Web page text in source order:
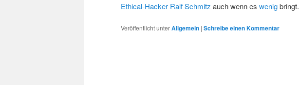
Ethical-Hacker Ralf Schmitz auch wenn es wenigbringt.
Veröffentlicht unterAllgemein | Schreibe einen Kommentar